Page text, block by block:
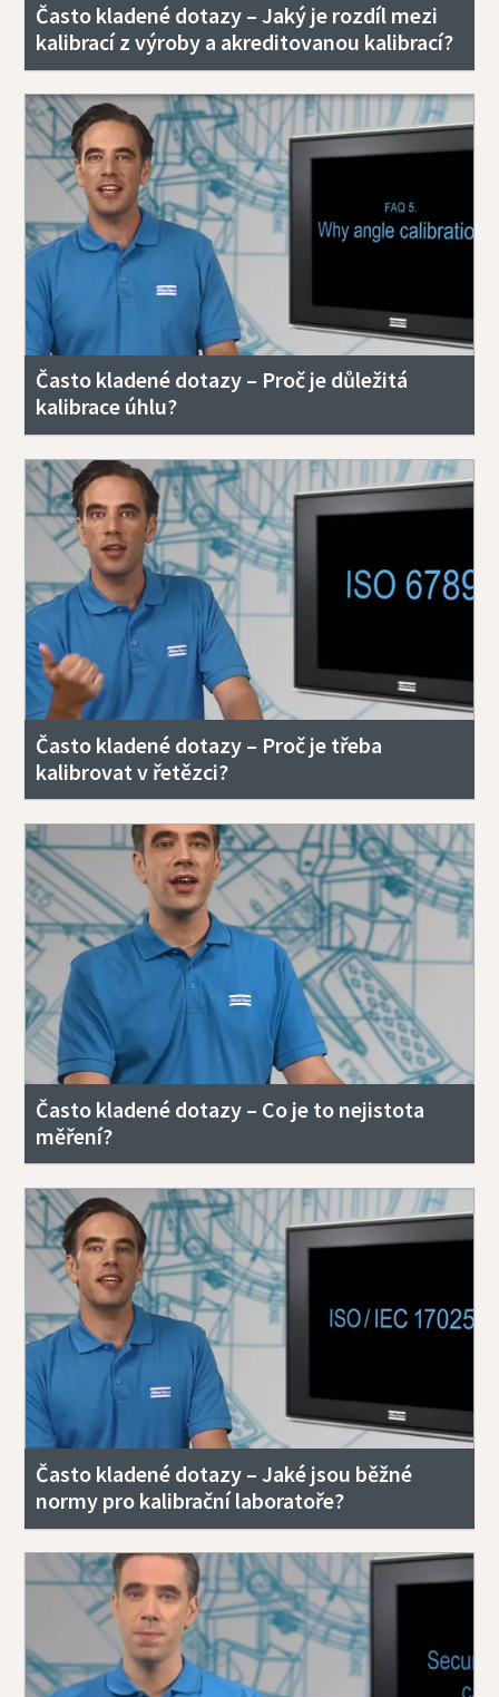
Často kladené dotazy – Jaký je rozdíl mezi
kalibrací z výroby a akreditovanou kalibrací?
Často kladené dotazy – Proč je důležitá
kalibrace úhlu?
Často kladené dotazy – Proč je třeba
kalibrovat v řetězci?
Často kladené dotazy – Co je to nejistota
měření?
Často kladené dotazy – Jaké jsou běžné
normy pro kalibrační laboratoře?